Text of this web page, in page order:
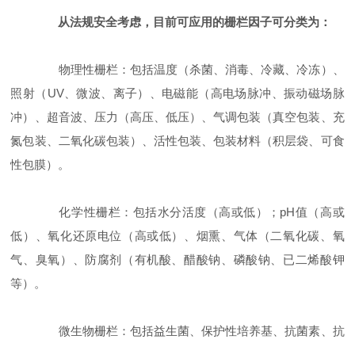
从法规安全考虑，目前可应用的栅栏因子可分类为：
物理性栅栏：包括温度（杀菌、消毒、冷藏、冷冻）、
照射（UV、微波、离子）、电磁能（高电场脉冲、振动磁场脉
冲）、超音波、压力（高压、低压）、气调包装（真空包装、充
氮包装、二氧化碳包装）、活性包装、包装材料（积层袋、可食
性包膜）。
化学性栅栏：包括水分活度（高或低）；pH值（高或
低）、氧化还原电位（高或低）、烟熏、气体（二氧化碳、氧
气、臭氧）、防腐剂（有机酸、醋酸钠、磷酸钠、已二烯酸钾
等）。
微生物栅栏：包括益生菌、保护性培养基、抗菌素、抗